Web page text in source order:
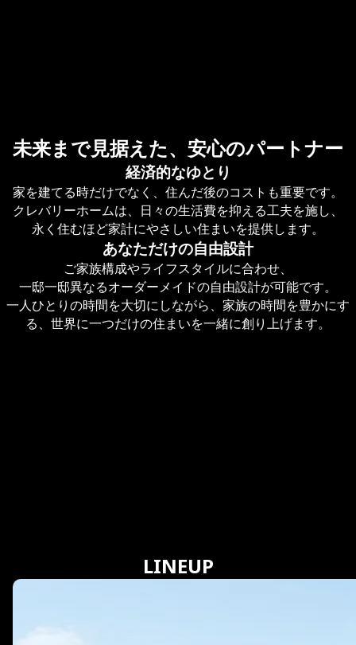
未来まで見据えた、安心のパートナー
経済的なゆとり
家を建てる時だけでなく、住んだ後のコストも重要です。
クレバリーホームは、日々の生活費を抑える工夫を施し、
永く住むほど家計にやさしい住まいを提供します。
あなただけの自由設計
ご家族構成やライフスタイルに合わせ、
一邸一邸異なるオーダーメイドの自由設計が可能です。
一人ひとりの時間を大切にしながら、家族の時間を豊かにす
る、 世界に一つだけの住まいを一緒に創り上げます。
LINEUP